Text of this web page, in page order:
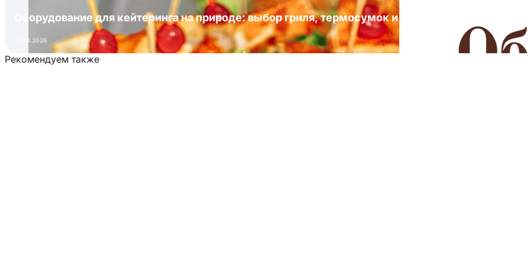
Оборудование для кейтеринга на природе: выбор гриля, термосумок и посуды для выездных
16.04.2026
Рекомендуем также